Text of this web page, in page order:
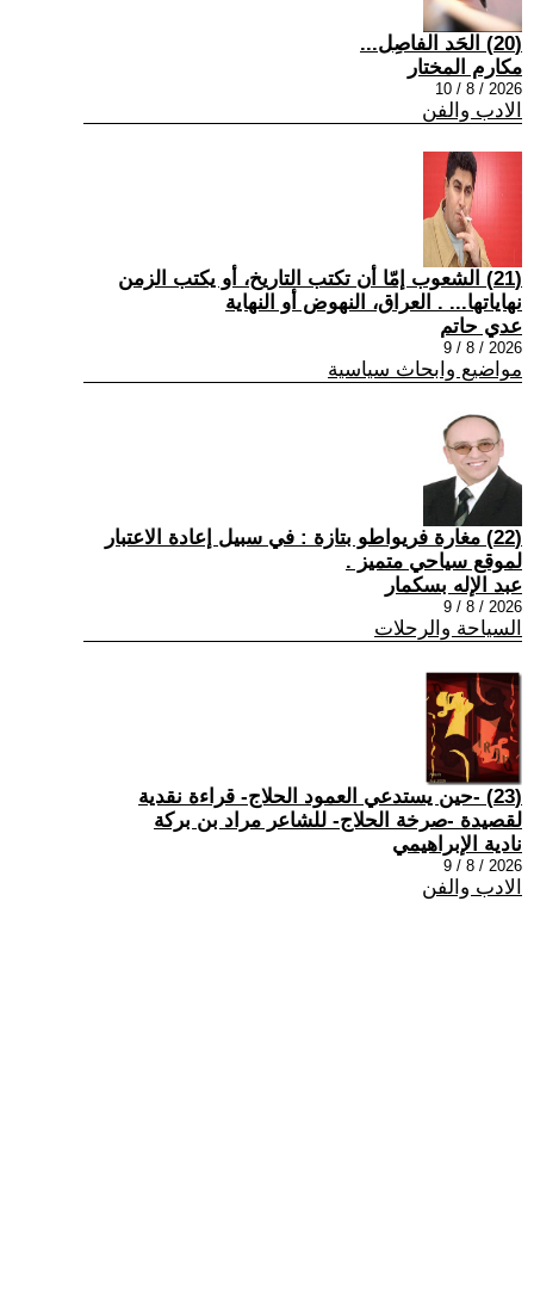
(20) الحَد الفاصِل...
مكارم المختار
2026 / 8 / 10
الادب والفن
(21) الشعوب إمّا أن تكتب التاريخ، أو يكتب الزمن
نهاياتها... . العراق، النهوض أو النهاية
عدي حاتم
2026 / 8 / 9
مواضيع وابحاث سياسية
(22) مغارة فريواطو بتازة : في سبيل إعادة الاعتبار
لموقع سياحي متميز .
عبد الإله بسكمار
2026 / 8 / 9
السياحة والرحلات
(23) -حين يستدعي العمود الحلاج- قراءة نقدية
لقصيدة -صرخة الحلاج- للشاعر مراد بن بركة
نادية الإبراهيمي
2026 / 8 / 9
الادب والفن